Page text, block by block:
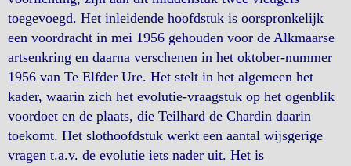
toegevoegd. Het inleidende hoofdstuk is oorspronkelijk
een voordracht in mei 1956 gehouden voor de Alkmaarse
artsenkring en daarna verschenen in het oktober-nummer
1956 van Te Elfder Ure. Het stelt in het algemeen het
kader, waarin zich het evolutie-vraagstuk op het ogenblik
voordoet en de plaats, die Teilhard de Chardin daarin
toekomt. Het slothoofdstuk werkt een aantal wijsgerige
vragen t.a.v. de evolutie iets nader uit. Het is